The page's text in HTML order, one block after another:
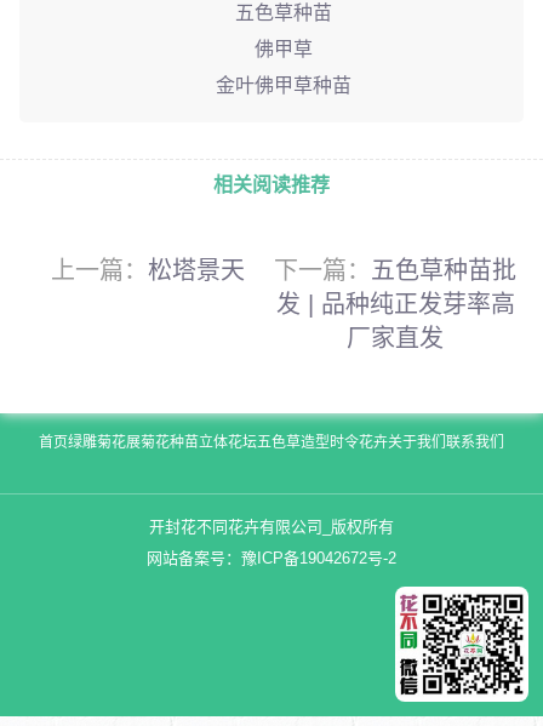
五色草种苗
佛甲草
金叶佛甲草种苗
相关阅读推荐
上一篇： 松塔景天 下一篇： 五色草种苗批
发 | 品种纯正发芽率高
厂家直发
首页绿雕菊花展菊花种苗立体花坛五色草造型时令花卉关于我们 联系我们
开封花不同花卉有限公司_版权所有
网站备案号： 豫ICP备19042672号-2